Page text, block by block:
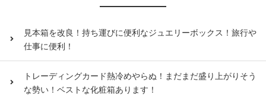
見本箱を改良！持ち運びに便利なジュエリーボックス！旅行や
仕事に便利！
トレーディングカード熱冷めやらぬ！まだまだ盛り上がりそう
な勢い！ベストな化粧箱あります！